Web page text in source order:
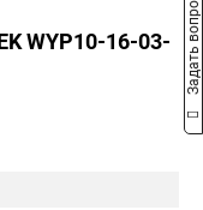
WYP10-16-03-
Задать вопрос